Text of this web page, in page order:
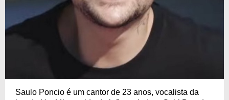
Saulo Poncio é um cantor de 23 anos, vocalista da